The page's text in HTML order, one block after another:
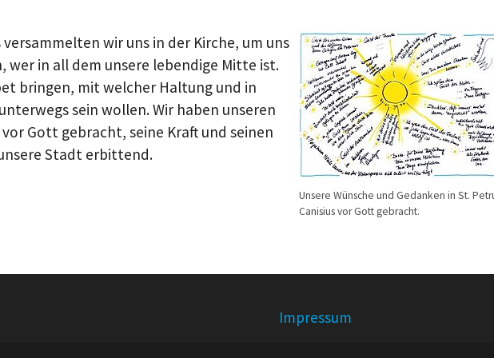
Show larger version for:
Unsere Wünsche und Gedanken in St.
Canisius vor Gott gebracht.
versammelten wir uns in der Kirche, um uns
wer in all dem unsere lebendige Mitte ist.
bringen, mit welcher Haltung und in
sein wollen. Wir haben unseren
Gott gebracht, seine Kraft und seinen
Stadt erbittend.
Impressum